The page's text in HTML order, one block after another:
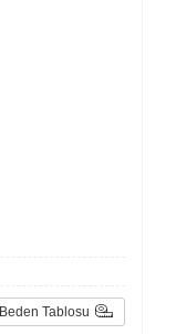
Beden Tablosu